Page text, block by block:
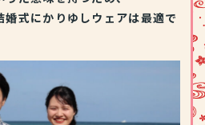
式にかりゆしウェアは最適で